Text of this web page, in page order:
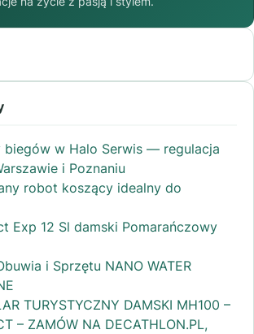
biegów w Halo Serwis — regulacja
i Poznaniu
robot koszący idealny do
Exp 12 Sl damski Pomarańczowy
i Sprzętu NANO WATER
TURYSTYCZNY DAMSKI MH100 –
– ZAMÓW NA DECATHLON.PL,